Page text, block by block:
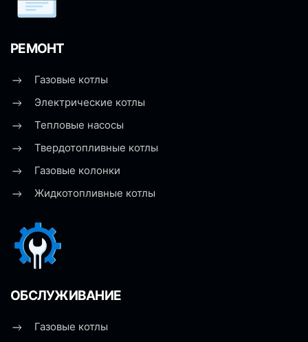
РЕМОНТ
Газовые котлы
Электрические котлы
Тепловые насосы
Твердотопливные котлы
Газовые колонки
Жидкотопливные котлы
ОБСЛУЖИВАНИЕ
Газовые котлы